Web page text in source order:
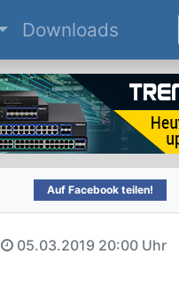
Downloads
Auf Facebook teilen!
05.03.2019 20:00 Uhr